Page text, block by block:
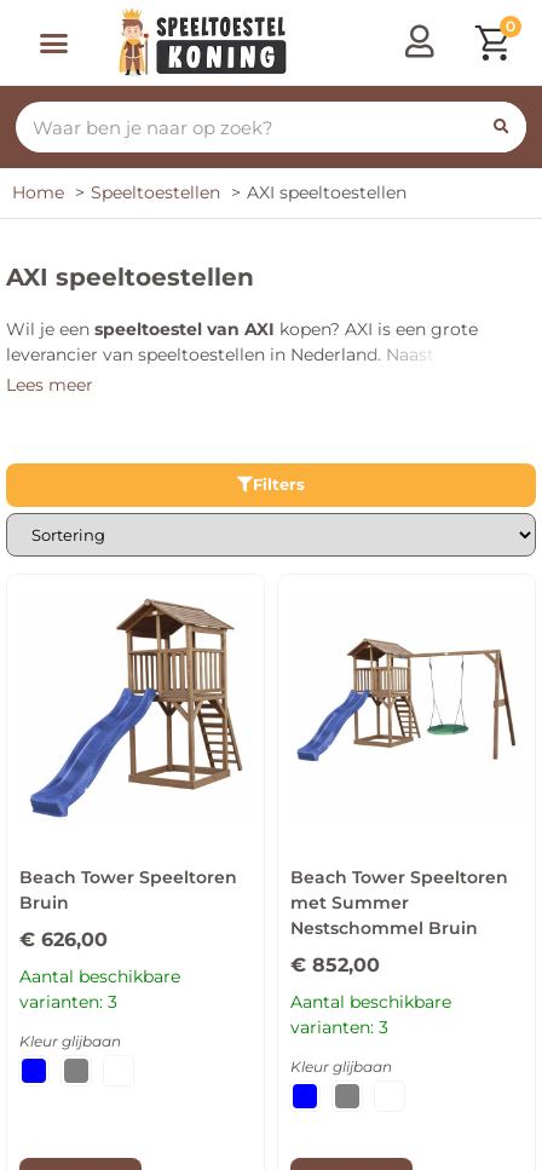
0
Home Speeltoestellen AXI speeltoestellen
AXI speeltoestellen
Wil je een speeltoestel van AXI kopen? AXI is een grote
leverancier van speeltoestellen in Nederland. Naast
speeltoestellen levert AXI ook speelhuisjes, glijbanen,
Lees meer
Filters
Beach Tower Speeltoren
Bruin
€ 626,00
Aantal beschikbare
varianten: 3
Kleur glijbaan
Beach Tower Speeltoren
met Summer
Nestschommel Bruin
€ 852,00
Aantal beschikbare
varianten: 3
Kleur glijbaan